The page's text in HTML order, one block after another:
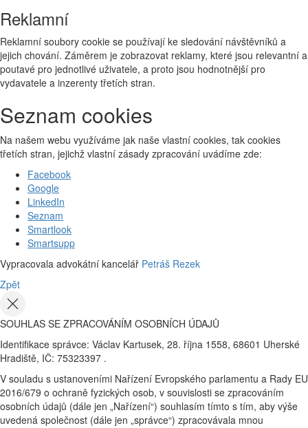
Reklamní
Reklamní soubory cookie se používají ke sledování návštěvníků a
jejich chování. Záměrem je zobrazovat reklamy, které jsou relevantní a
poutavé pro jednotlivé uživatele, a proto jsou hodnotnější pro
vydavatele a inzerenty třetích stran.
Seznam cookies
Na našem webu využíváme jak naše vlastní cookies, tak cookies
třetích stran, jejichž vlastní zásady zpracování uvádíme zde:
Facebook
Google
LinkedIn
Seznam
Smartlook
Smartsupp
Vypracovala advokátní kancelář Petráš Rezek
Zpět
SOUHLAS SE ZPRACOVÁNÍM OSOBNÍCH ÚDAJŮ
Identifikace správce: Václav Kartusek, 28. října 1558, 68601 Uherské
Hradiště, IČ: 75323397 .
V souladu s ustanoveními Nařízení Evropského parlamentu a Rady EU
2016/679 o ochraně fyzických osob, v souvislosti se zpracováním
osobních údajů (dále jen „Nařízení“) souhlasím tímto s tím, aby výše
uvedená společnost (dále jen „správce“) zpracovávala mnou